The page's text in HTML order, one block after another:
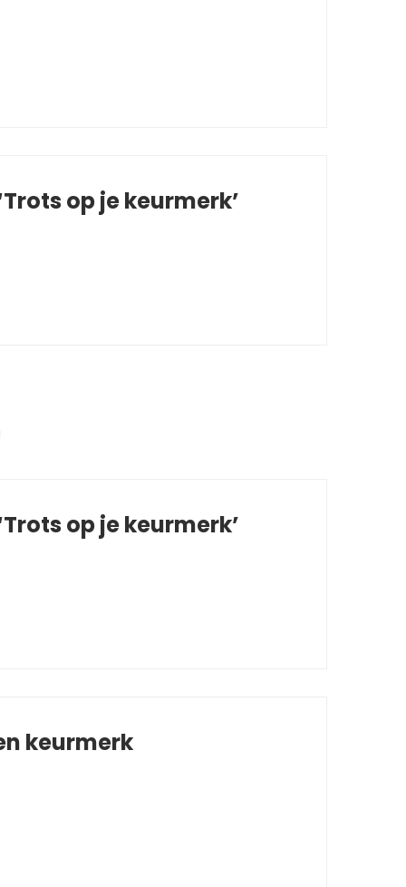
op je keurmerk’
op je keurmerk’
keurmerk